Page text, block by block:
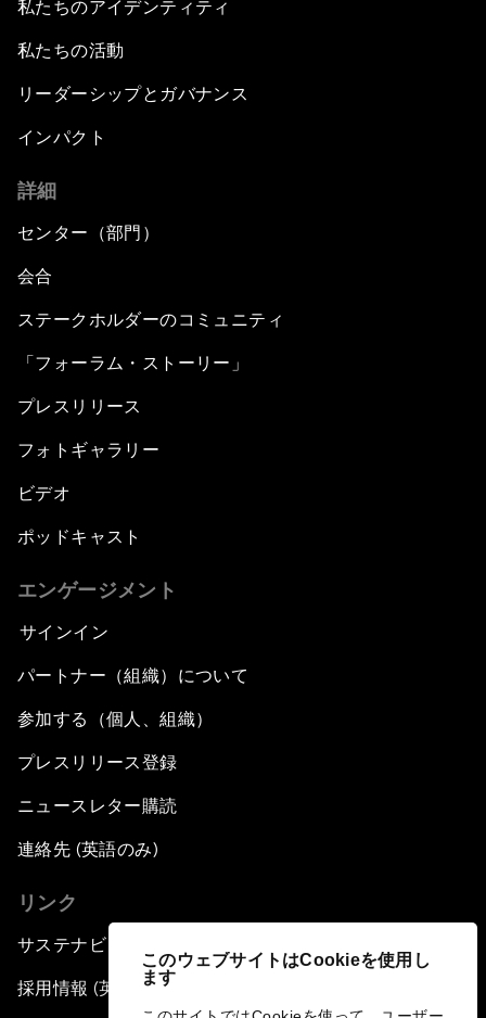
このウェブサイトはCookieを使用し
ます
私たちのアイデンティティ
私たちの活動
リーダーシップとガバナンス
インパクト
詳細
センター（部門）
会合
ステークホルダーのコミュニティ
「フォーラム・ストーリー」
プレスリリース
フォトギャラリー
ビデオ
ポッドキャスト
エンゲージメント
サインイン
パートナー（組織）について
参加する（個人、組織）
プレスリリース登録
ニュースレター購読
連絡先 (英語のみ)
リンク
サステナビリティへの取り組み
採用情報 (英語のみ)